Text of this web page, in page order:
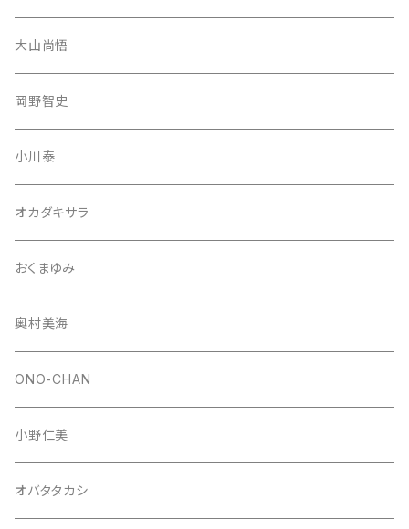
大山尚悟
岡野智史
小川泰
オカダキサラ
おくまゆみ
奥村美海
ONO-CHAN
小野仁美
オバタタカシ